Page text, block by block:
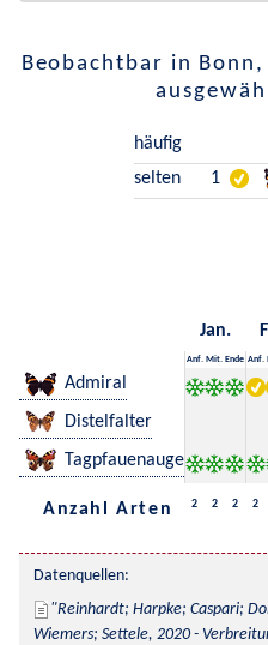
Beobachtbar in
häufig
selten
1
Jan.
Anf. Mit. Ende Anf.
Admiral
Distelfalter
Tagpfauenauge
Anzahl Arten 2 2 2 2
Datenquellen:
Reinhardt; Harpke; Caspari;
Wiemers; Settele, 2020 -